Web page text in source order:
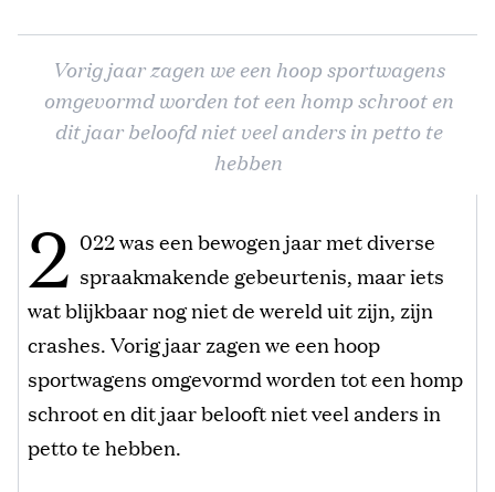
Vorig jaar zagen we een hoop sportwagens
omgevormd worden tot een homp schroot en
dit jaar beloofd niet veel anders in petto te
hebben
2 022 was een bewogen jaar met diverse
spraakmakende gebeurtenis, maar iets
wat blijkbaar nog niet de wereld uit zijn, zijn
crashes. Vorig jaar zagen we een hoop
sportwagens omgevormd worden tot een homp
schroot en dit jaar belooft niet veel anders in
petto te hebben.